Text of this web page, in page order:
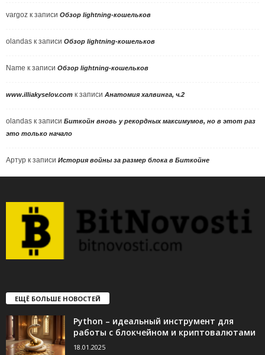
vargoz к записи Обзор lightning-кошельков
olandas к записи Обзор lightning-кошельков
Name к записи Обзор lightning-кошельков
www.illiakyselov.com к записи Анатомия халвинга, ч.2
olandas к записи Биткойн вновь у рекордных максимумов, но в этот раз
это только начало
Артур к записи История войны за размер блока в Биткойне
ЕЩЁ БОЛЬШЕ НОВОСТЕЙ
Python – идеальный инструмент для
работы с блокчейном и криптовалютами
18.01.2025